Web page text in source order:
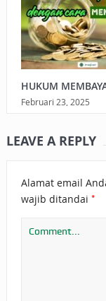
HUKUM
Februari 23, 2025
LEAVE A REPLY
Alamat email
wajib ditandai *